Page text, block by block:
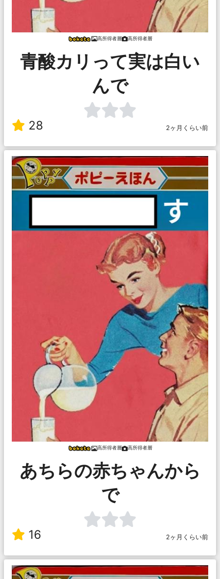
高所得者層 高所得者層
青酸カリって実は白い
んで
28 2ヶ月くらい前
高所得者層 高所得者層
あちらの赤ちゃんから
で
16 2ヶ月くらい前